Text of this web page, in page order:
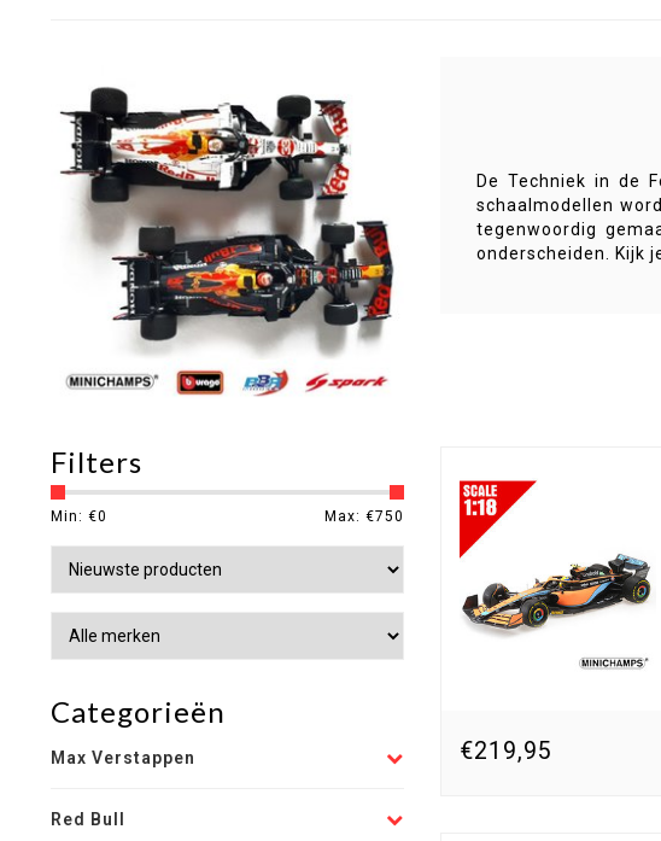
De Techniek in de
schaalmodellen
tegenwoordig
onderscheiden. Kijk
Filters
Min: €0 Max: €750
Categorieën
Max Verstappen
Red Bull
€219,95